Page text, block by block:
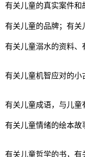
有关儿童的真实案件和
有关儿童的品牌；有关
有关儿童溺水的资料
有关儿童机智应对的
有关儿童成语，与儿童
有关儿童情绪的绘本故
有关儿童哲学的书，有